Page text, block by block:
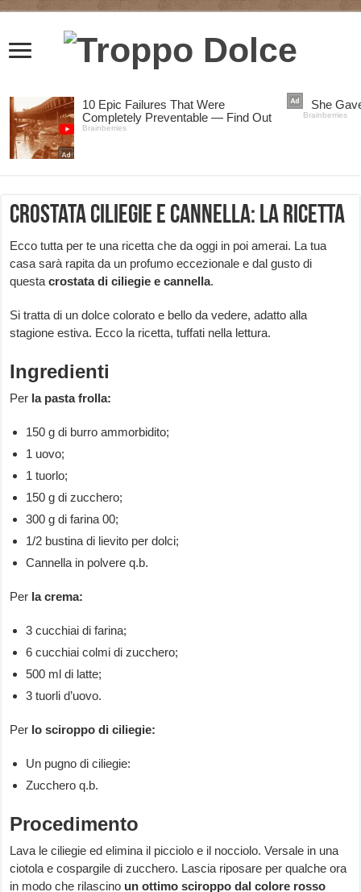
Crostata ciliegie e cannella: la ricetta
Ecco tutta per te una ricetta che da oggi in poi amerai. La tua
casa sarà rapita da un profumo eccezionale e dal gusto di
questacrostata di ciliegie e cannella.
Si tratta di un dolce colorato e bello da vedere, adatto alla
stagione estiva. Ecco la ricetta, tuffati nella lettura.
Ingredienti
Per la pasta frolla:
150 g di burro ammorbidito;
1 uovo;
1 tuorlo;
150 g di zucchero;
300 g di farina 00;
1/2 bustina di lievito per dolci;
Cannella in polvere q.b.
Per la crema:
3 cucchiai di farina;
6 cucchiai colmi di zucchero;
500 ml di latte;
3 tuorli d’uovo.
Per lo sciroppo di ciliegie:
Un pugno di ciliegie:
Zucchero q.b.
Procedimento
Lava le ciliegie ed elimina il picciolo e il nocciolo. Versale in una
ciotola e cospargile di zucchero. Lascia riposare per qualche ora
in modo che rilascino un ottimo sciroppo dal colore rosso